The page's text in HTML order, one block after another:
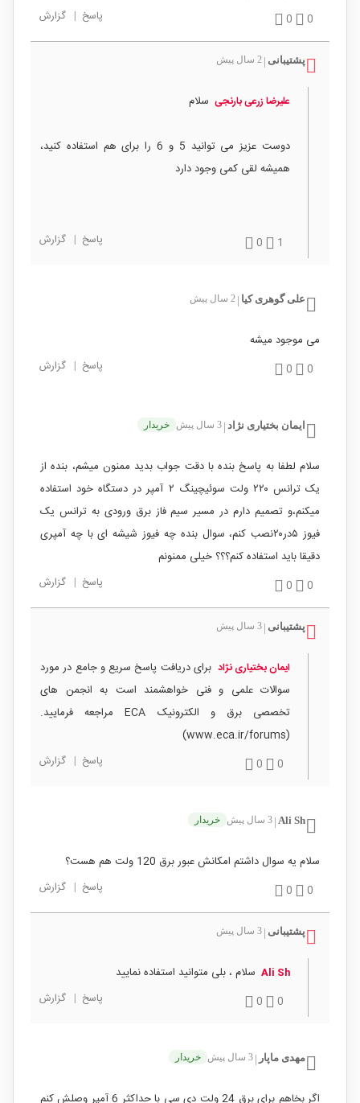
0
0 پاسخ | گزارش
پشتیبانی 2 سال پیش
علیرضا زرعی بارنجی سلام
دوست عزیز می توانید 5 و 6 را برای هم استفاده کنید،
همیشه لقی کمی وجود دارد
1
0 پاسخ | گزارش
علی گوهری کیا 2 سال پیش
می موجود میشه
0
0 پاسخ | گزارش
ایمان بختیاری نژاد 3 سال پیش خریدار
سلام لطفا به پاسخ بنده با دقت جواب بدید ممنون میشم، بنده از
یک ترانس ۲۲۰ ولت سوئیچینگ ۲ آمپر در دستگاه خود استفاده
میکنم،و تصمیم دارم در مسیر سیم فاز برق ورودی به ترانس یک
فیوز ۵در۲۰نصب کنم، سوال بنده چه فیوز شیشه ای با چه آمپری
دقیقا باید استفاده کنم؟؟؟ خیلی ممنونم
0
0 پاسخ | گزارش
پشتیبانی 3 سال پیش
ایمان بختیاری نژاد برای دریافت پاسخ سریع و جامع در مورد
سوالات علمی و فنی خواهشمند است به انجمن های
تخصصی برق و الکترونیک ECA مراجعه فرمایید.
(www.eca.ir/forums)
0
0 پاسخ | گزارش
Ali Sh 3 سال پیش خریدار
سلام یه سوال داشتم امکانش عبور برق 120 ولت هم هست؟
0
0 پاسخ | گزارش
پشتیبانی 3 سال پیش
Ali Sh سلام ، بلی متوانید استفاده نمایید
0
0 پاسخ | گزارش
مهدی ماپار 3 سال پیش خریدار
اگر بخاهم برای برق 24 ولت دی سی با حداکثر 6 آمپر وصلش کنم